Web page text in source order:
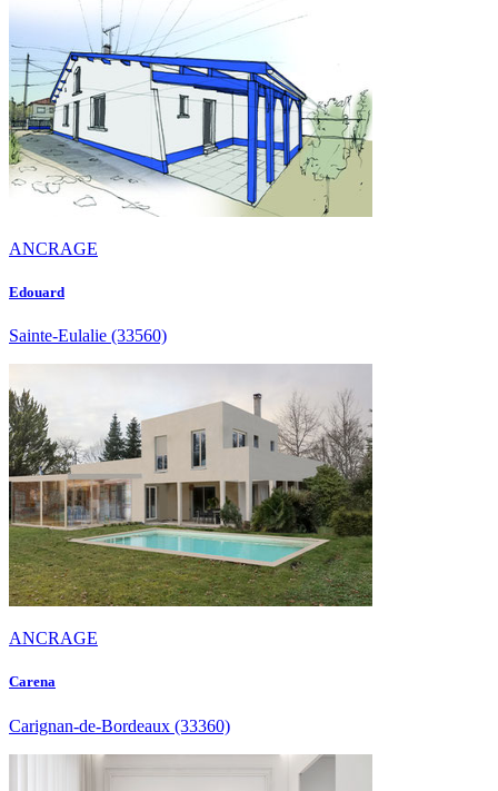
ANCRAGE
Edouard
Sainte-Eulalie (33560)
ANCRAGE
Carena
Carignan-de-Bordeaux (33360)